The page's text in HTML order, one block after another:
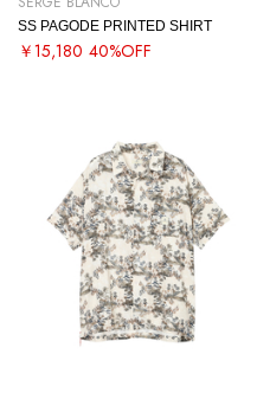
SS PAGODE PRINTED SHIRT
￥15,180 40%OFF